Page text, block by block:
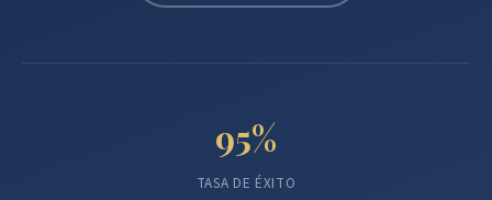
95%
TASA DE ÉXITO